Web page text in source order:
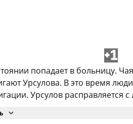
+1
попадает в больницу.
Урсулова. В это время
Урсулов расправляется